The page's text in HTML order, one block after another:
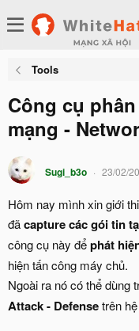
Tools
Công cụ
mạng -
Sugi_b3o 23/02/
Hôm nay mình xin giới
đãcapture các gói tin
công cụ này đểphát
hiện tấn công máy chủ.
Ngoài ra nó có thể dùng
Attack - Defensetrên